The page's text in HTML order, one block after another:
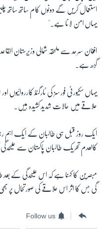
استعمال کریں گے دونوں کام ساتھ ساتھ
یہاں امن لانا ہے۔"
افغان سرحد سے ملحقہ شمالی وزیرستان
گڑھ ہے۔
یہاں سکیورٹی فورسز کی ٹارگٹڈ
علاقے میں حالات شدید کشیدہ ہیں۔
ایک روز قبل ہی طالبان کے ایک اہم
کالعدم تحریک طالبان پاکستان سے علیحدگی
مبصرین کا کہنا ہے کہ اس علیحدگی کے
گی جس کا اثر اس علاقے کی صورتحال پر
Follow us